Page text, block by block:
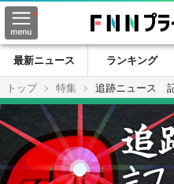
最新ニュース ランキング
トップ
特集 追跡ニュース